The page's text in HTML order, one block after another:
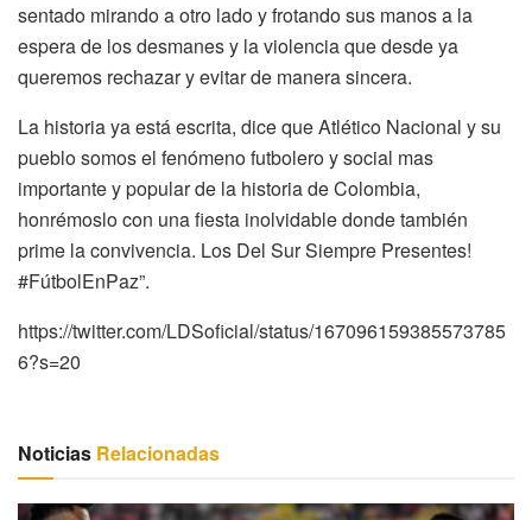
sentado mirando a otro lado y frotando sus manos a la
espera de los desmanes y la violencia que desde ya
queremos rechazar y evitar de manera sincera.
La historia ya está escrita, dice que Atlético Nacional y su
pueblo somos el fenómeno futbolero y social mas
importante y popular de la historia de Colombia,
honrémoslo con una fiesta inolvidable donde también
prime la convivencia. Los Del Sur Siempre Presentes!
#FútbolEnPaz”.
https://twitter.com/LDSoficial/status/167096159385573785
6?s=20
Noticias Relacionadas